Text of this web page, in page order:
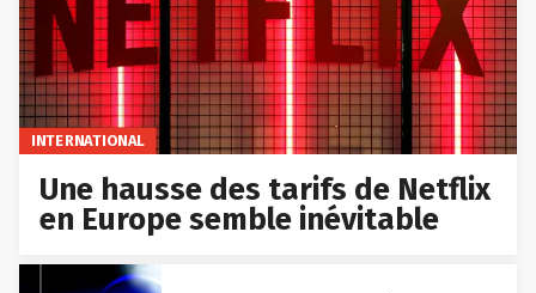
INTERNATIONAL
Une hausse des tarifs de Netflix
en Europe semble inévitable